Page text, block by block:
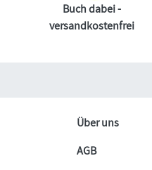
Buch dabei -
versandkostenfrei
Über uns
AGB